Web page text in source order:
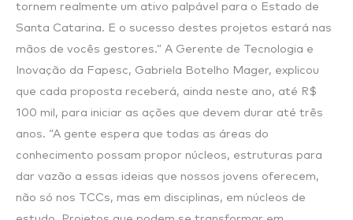
tornem realmente um ativo palpável para o Estado de
Santa Catarina. E o sucesso destes projetos estará nas
mãos de vocês gestores.” A Gerente de Tecnologia e
Inovação da Fapesc, Gabriela Botelho Mager, explicou
que cada proposta receberá, ainda neste ano, até R$
100 mil, para iniciar as ações que devem durar até três
anos. “A gente espera que todas as áreas do
conhecimento possam propor núcleos, estruturas para
dar vazão a essas ideias que nossos jovens oferecem,
não só nos TCCs, mas em disciplinas, em núcleos de